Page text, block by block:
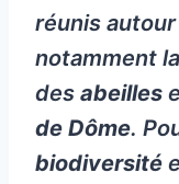
réunis
notamment la
des abeilles
de Dôme.
biodiversité